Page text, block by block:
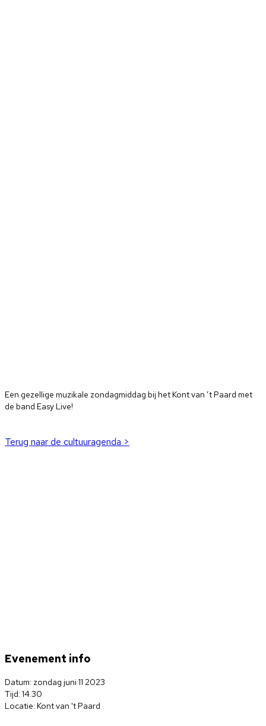
Een gezellige muzikale zondagmiddag bij het Kont van ’t Paard met
de band Easy Live!
Terug naar de cultuuragenda >
Evenement info
Datum: zondag juni 11 2023
Tijd: 14.30
Locatie: Kont van 't Paard